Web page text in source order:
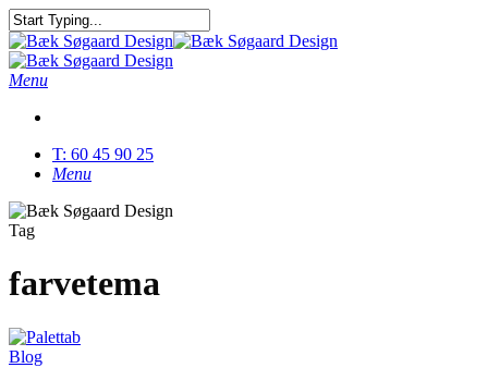
Skip
to
main
content
Close
Search
Menu
T: 60 45 90 25
Menu
Tag
farvetema
Blog